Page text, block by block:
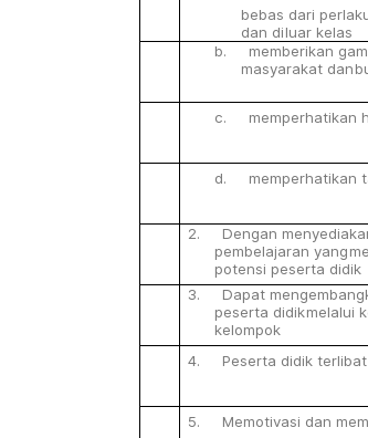
bebas dari
dan diluar kelas
b. memberikan
masyarakat dan
c. memperhatikan
d. memperhatikan
2. Dengan
pembelajaran yang
potensi peserta didik
3. Dapat
peserta didikmelalui
kelompok
4. Peserta didik terlibat
5. Memotivasi dan